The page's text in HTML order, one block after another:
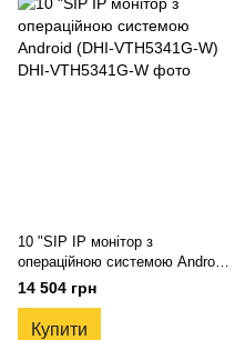
10 "SIP IP монітор з
операційною системою Android
(DHI-VTH5341G-W)
14 504 грн
Купити